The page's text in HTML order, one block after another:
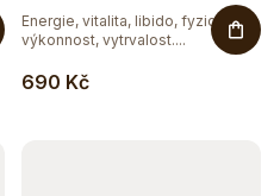
690 Kč
Energie, vitalita, libido, fyzická
výkonnost, vytrvalost....